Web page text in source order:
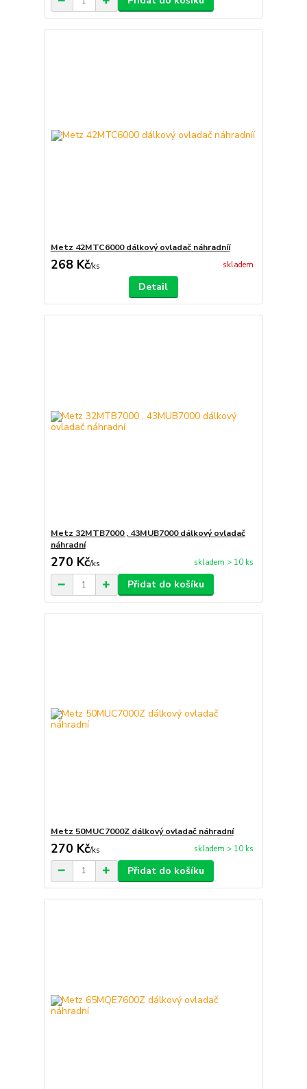
Metz 42MTC6000 dálkový ovladač náhradníí
268 Kč/ks skladem
Detail
Metz 32MTB7000 , 43MUB7000 dálkový ovladač
náhradní
270 Kč/ks skladem > 10 ks
Přidat do košíku
Metz 50MUC7000Z dálkový ovladač náhradní
270 Kč/ks skladem > 10 ks
Přidat do košíku